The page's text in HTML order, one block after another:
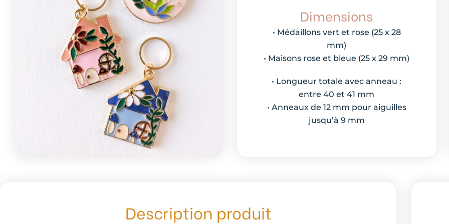
Dimensions
• Médaillons vert et rose (25 x 28
mm)
• Maisons rose et bleue (25 x 29 mm)
• Longueur totale avec anneau :
entre 40 et 41 mm
• Anneaux de 12 mm pour aiguilles
jusqu’à 9 mm
Description produit